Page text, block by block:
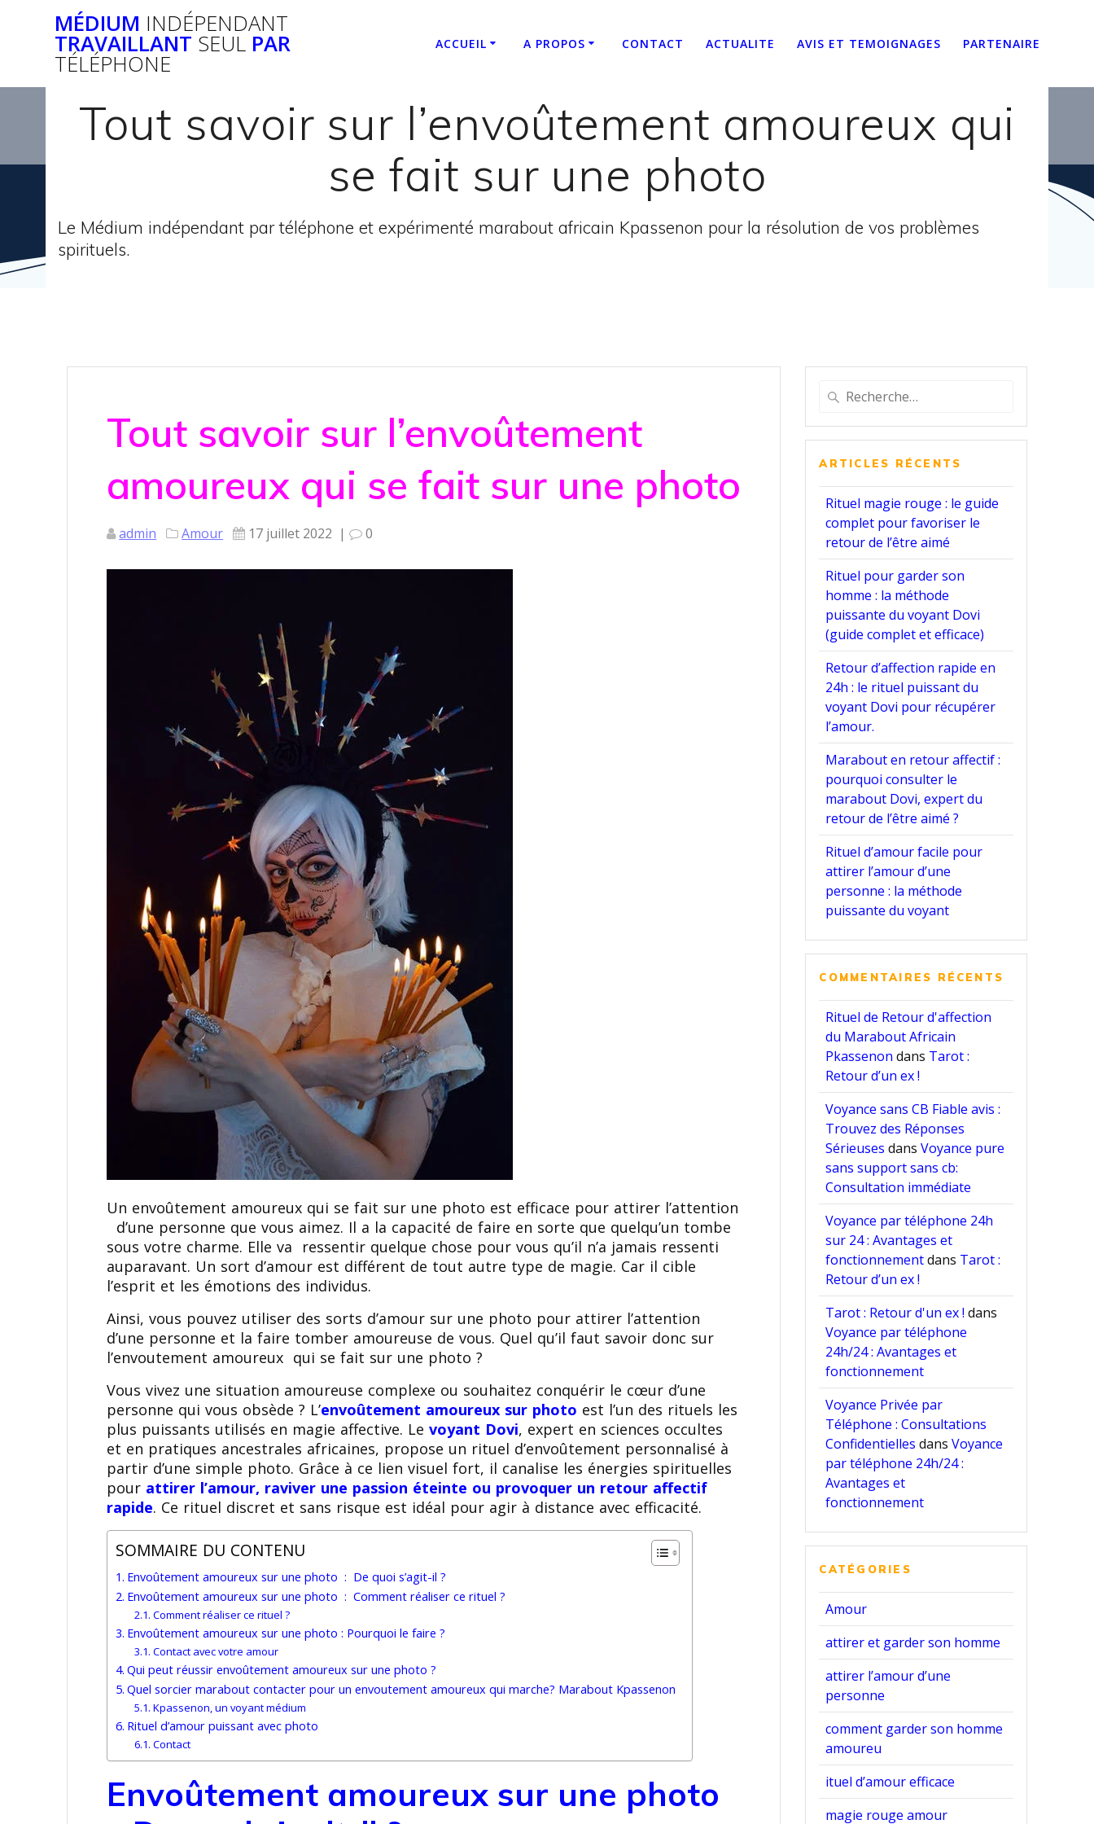
MÉDIUM INDÉPENDANT
TRAVAILLANT SEUL PAR
TÉLÉPHONE
ACCUEIL A PROPOS CONTACT ACTUALITE AVIS ET TEMOIGNAGES PARTENAIRE
Tout savoir sur l’envoûtement amoureux qui
se fait sur une photo
Le Médium indépendant par téléphone et expérimenté marabout africain Kpassenon pour la résolution de vos problèmes
spirituels.
Tout savoir sur l’envoûtement
amoureux qui se fait sur une photo
admin Amour 17 juillet 2022 | 0
Un envoûtement amoureux qui se fait sur une photo est efficace pour attirer l’attention
d’une personne que vous aimez. Il a la capacité de faire en sorte que quelqu’un tombe
sous votre charme. Elle va ressentir quelque chose pour vous qu’il n’a jamais ressenti
auparavant. Un sort d’amour est différent de tout autre type de magie. Car il cible
l’esprit et les émotions des individus.
Ainsi, vous pouvez utiliser des sorts d’amour sur une photo pour attirer l’attention
d’une personne et la faire tomber amoureuse de vous. Quel qu’il faut savoir donc sur
l’envoutement amoureux qui se fait sur une photo ?
Vous vivez une situation amoureuse complexe ou souhaitez conquérir le cœur d’une
personne qui vous obsède ? L’envoûtement amoureux sur photo est l’un des rituels les
plus puissants utilisés en magie affective. Levoyant Dovi, expert en sciences occultes
et en pratiques ancestrales africaines, propose un rituel d’envoûtement personnalisé à
partir d’une simple photo. Grâce à ce lien visuel fort, il canalise les énergies spirituelles
pour attirer l’amour, raviver une passion éteinte ou provoquer un retour affectif
rapide. Ce rituel discret et sans risque est idéal pour agir à distance avec efficacité.
SOMMAIRE DU CONTENU
Envoûtement amoureux sur une photo : De quoi s’agit-il ?
Envoûtement amoureux sur une photo : Comment réaliser ce rituel ?
Comment réaliser ce rituel ?
Envoûtement amoureux sur une photo : Pourquoi le faire ?
Contact avec votre amour
Qui peut réussir envoûtement amoureux sur une photo ?
Quel sorcier marabout contacter pour un envoutement amoureux qui marche? Marabout Kpassenon
Kpassenon, un voyant médium
Rituel d’amour puissant avec photo
Contact
Envoûtement amoureux sur une photo
Recherche
pour
:
ARTICLES RÉCENTS
Rituel magie rouge : le guide
complet pour favoriser le
retour de l’être aimé
Rituel pour garder son
homme : la méthode
puissante du voyant Dovi
(guide complet et efficace)
Retour d’affection rapide en
24h : le rituel puissant du
voyant Dovi pour récupérer
l’amour.
Marabout en retour affectif :
pourquoi consulter le
marabout Dovi, expert du
retour de l’être aimé ?
Rituel d’amour facile pour
attirer l’amour d’une
personne : la méthode
puissante du voyant
COMMENTAIRES RÉCENTS
Rituel de Retour d'affection
du Marabout Africain
Pkassenon dans Tarot :
Retour d’un ex !
Voyance sans CB Fiable avis :
Trouvez des Réponses
Sérieuses dansVoyance pure
sans support sans cb:
Consultation immédiate
Voyance par téléphone 24h
sur 24 : Avantages et
fonctionnementdans Tarot :
Retour d’un ex !
Tarot : Retour d'un ex ! dans
Voyance par téléphone
24h/24 : Avantages et
fonctionnement
Voyance Privée par
Téléphone : Consultations
Confidentielles dansVoyance
par téléphone 24h/24 :
Avantages et
fonctionnement
CATÉGORIES
Amour
attirer et garder son homme
attirer l’amour d’une
personne
comment garder son homme
amoureu
ituel d’amour efficace
magie rouge amour